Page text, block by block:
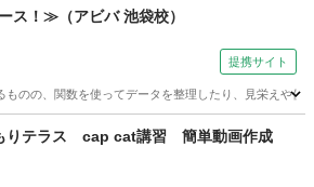
ス！≫（アビバ 池袋校）
提携サイト
ものの、関数を使ってデータを整理したり、見栄えや
りテラス cap cat講習 簡単動画作成